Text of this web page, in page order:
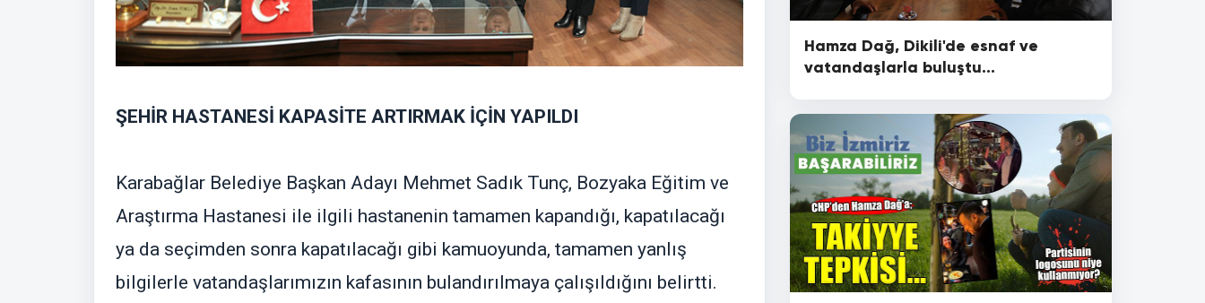
ŞEHİR HASTANESİ KAPASİTE ARTIRMAK İÇİN YAPILDI
Karabağlar Belediye Başkan Adayı Mehmet Sadık Tunç, Bozyaka Eğitim ve
Araştırma Hastanesi ile ilgili hastanenin tamamen kapandığı, kapatılacağı
ya da seçimden sonra kapatılacağı gibi kamuoyunda, tamamen yanlış
bilgilerle vatandaşlarımızın kafasının bulandırılmaya çalışıldığını belirtti.
Hamza Dağ, Dikili'de esnaf ve
vatandaşlarla buluştu...